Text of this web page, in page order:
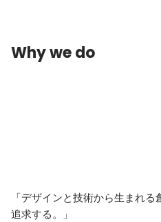
Why we do
「デザインと技術から生まれ
追求する。」